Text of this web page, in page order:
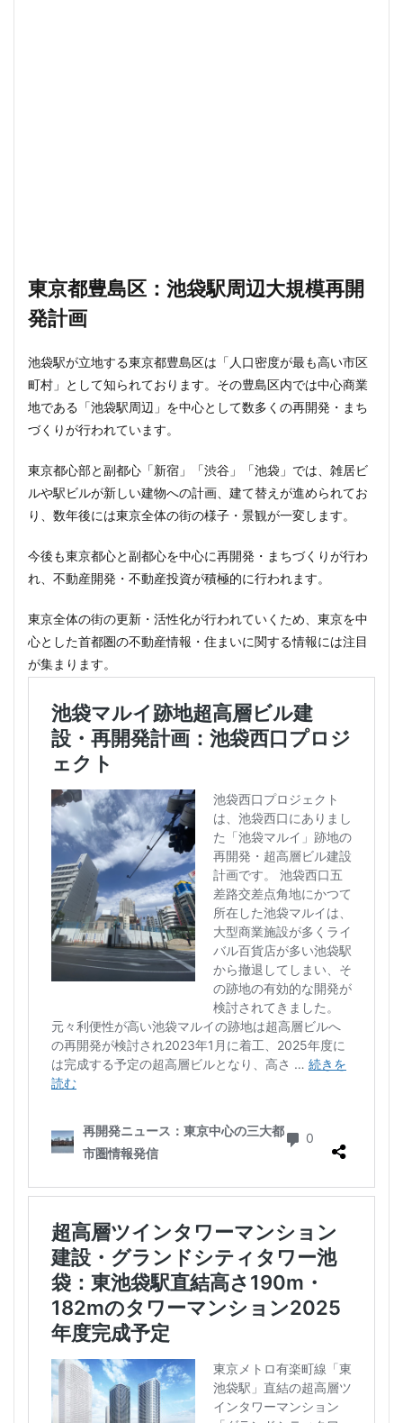
東京都豊島区：池袋駅周辺大規模再開
発計画
池袋駅が立地する東京都豊島区は「人口密度が最も高い市区
町村」として知られております。その豊島区内では中心商業
地である「池袋駅周辺」を中心として数多くの再開発・まち
づくりが行われています。
東京都心部と副都心「新宿」「渋谷」「池袋」では、雑居ビ
ルや駅ビルが新しい建物への計画、建て替えが進められてお
り、数年後には東京全体の街の様子・景観が一変します。
今後も東京都心と副都心を中心に再開発・まちづくりが行わ
れ、不動産開発・不動産投資が積極的に行われます。
東京全体の街の更新・活性化が行われていくため、東京を中
心とした首都圏の不動産情報・住まいに関する情報には注目
が集まります。